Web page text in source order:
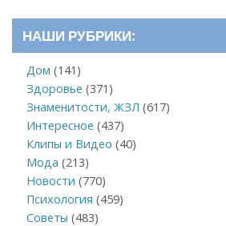
НАШИ РУБРИКИ:
Дом (141)
Здоровье (371)
Знаменитости, ЖЗЛ (617)
Интересное (437)
Клипы и Видео (40)
Мода (213)
Новости (770)
Психология (459)
Советы (483)